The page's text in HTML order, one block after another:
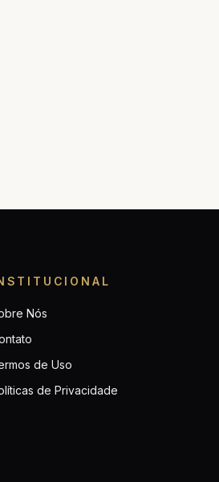
Nós
de Uso
de Privacidade